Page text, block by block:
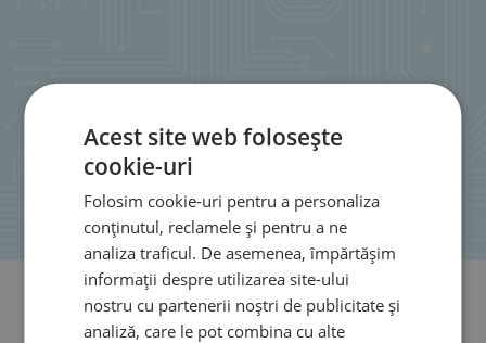
Acest site web folosește
cookie-uri
Folosim cookie-uri pentru a personaliza
conținutul, reclamele și pentru a ne
analiza traficul. De asemenea, împărtășim
informații despre utilizarea site-ului
nostru cu partenerii noștri de publicitate și
analiză, care le pot combina cu alte